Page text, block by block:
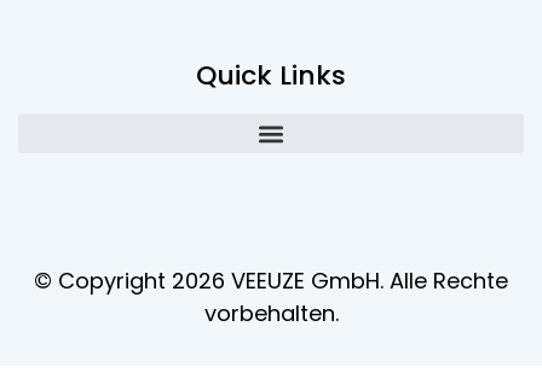
Quick Links
© Copyright 2026 VEEUZE GmbH. Alle Rechte
vorbehalten.